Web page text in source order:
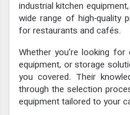
industrial kitchen
wide range of high-quality
for restaurants and cafés.
Whether you’re looking for
equipment, or storage
you covered. Their
through the selection
equipment tailored to your